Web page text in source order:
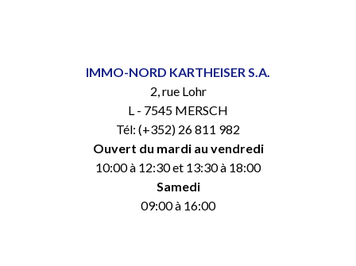
IMMO-NORD KARTHEISER S.A.
2, rue Lohr
L - 7545 MERSCH
Tél: (+352) 26 811 982
Ouvert du mardi au vendredi
10:00 à 12:30 et 13:30 à 18:00
Samedi
09:00 à 16:00